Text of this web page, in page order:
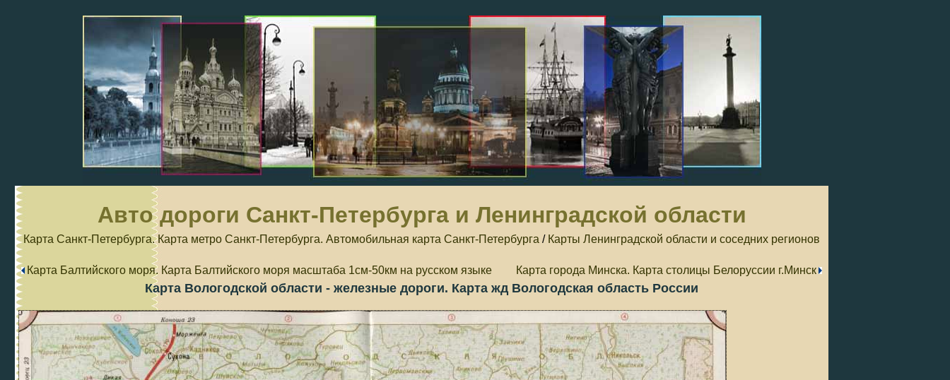
Авто дороги Санкт-Петербурга и Ленинградской области
Карта Санкт-Петербурга. Карта метро Санкт-Петербурга. Автомобильная карта Санкт-Петербурга / Карты Ленинградской области и соседних регионов
Карта Балтийского моря. Карта Балтийского моря масштаба 1см-50км на русском языке Карта города Минска. Карта столицы Белоруссии г.Минск
Карта Вологодской области - железные дороги. Карта жд Вологодская область России